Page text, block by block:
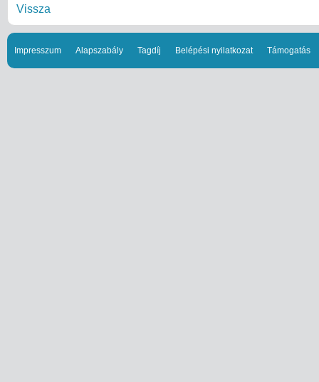
Vissza
Impresszum Alapszabály Tagdíj Belépési nyilatkozat Támogatás